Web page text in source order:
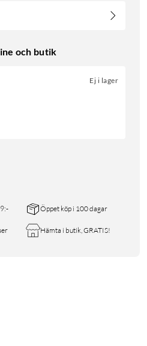
och butik
Ej i lager
Öppet köp i 100 dagar
Hämta i butik, GRATIS!